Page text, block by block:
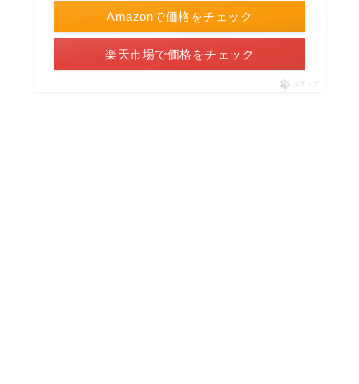
Amazonで価格をチェック
楽天市場で価格をチェック
ポチップ